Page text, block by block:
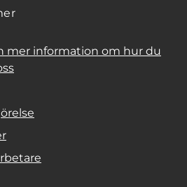
mer information om hur du